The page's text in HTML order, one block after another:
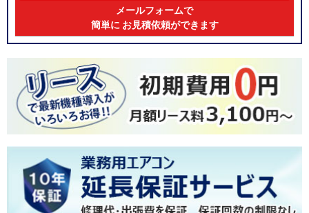
メールフォームで
簡単に お見積依頼ができます